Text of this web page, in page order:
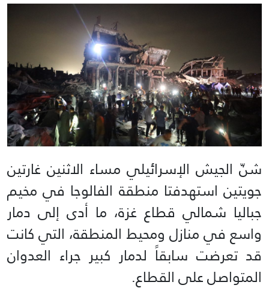
شنّ الجيش الإسرائيلي مساء الاثنين غارتين
جويتين استهدفتا منطقة الفالوجا في مخيم
جباليا شمالي قطاع غزة، ما أدى إلى دمار
واسع في منازل ومحيط المنطقة، التي كانت
قد تعرضت سابقاً لدمار كبير جراء العدوان
المتواصل على القطاع.